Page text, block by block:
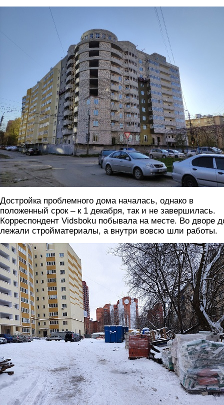
Достройка проблемного дома началась, однако в
положенный срок – к 1 декабря, так и не завершилась.
Корреспондент Vidsboku побывала на месте. Во дворе
лежали стройматериалы, а внутри вовсю шли работы.
foto3.jpg